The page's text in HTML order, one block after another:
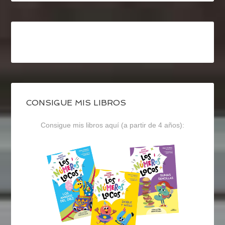
CONSIGUE MIS LIBROS
Consigue mis libros aquí (a partir de 4 años):